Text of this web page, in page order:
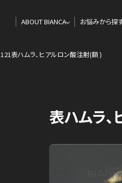
ABOUT BIANCA お悩みから探
121表ハムラ、ヒアルロン酸注射(額 )
表ハムラ